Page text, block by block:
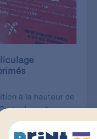
à la hauteur de
de visite qui